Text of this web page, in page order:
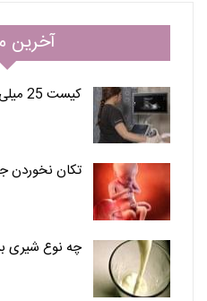
آخرین
کیست 25 میلی متری تخمدان قبل پریود
تکان نخوردن
چه نوع شیری